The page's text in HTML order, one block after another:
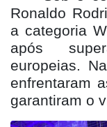
Ronaldo
a categoria
após
europeias.
enfrentaram
garantiram o